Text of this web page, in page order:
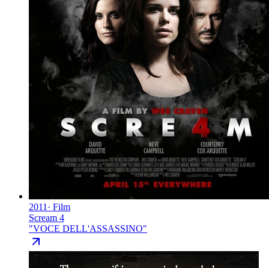
2011 · Film
Scream 4
"VOCE DELL'ASSASSINO"